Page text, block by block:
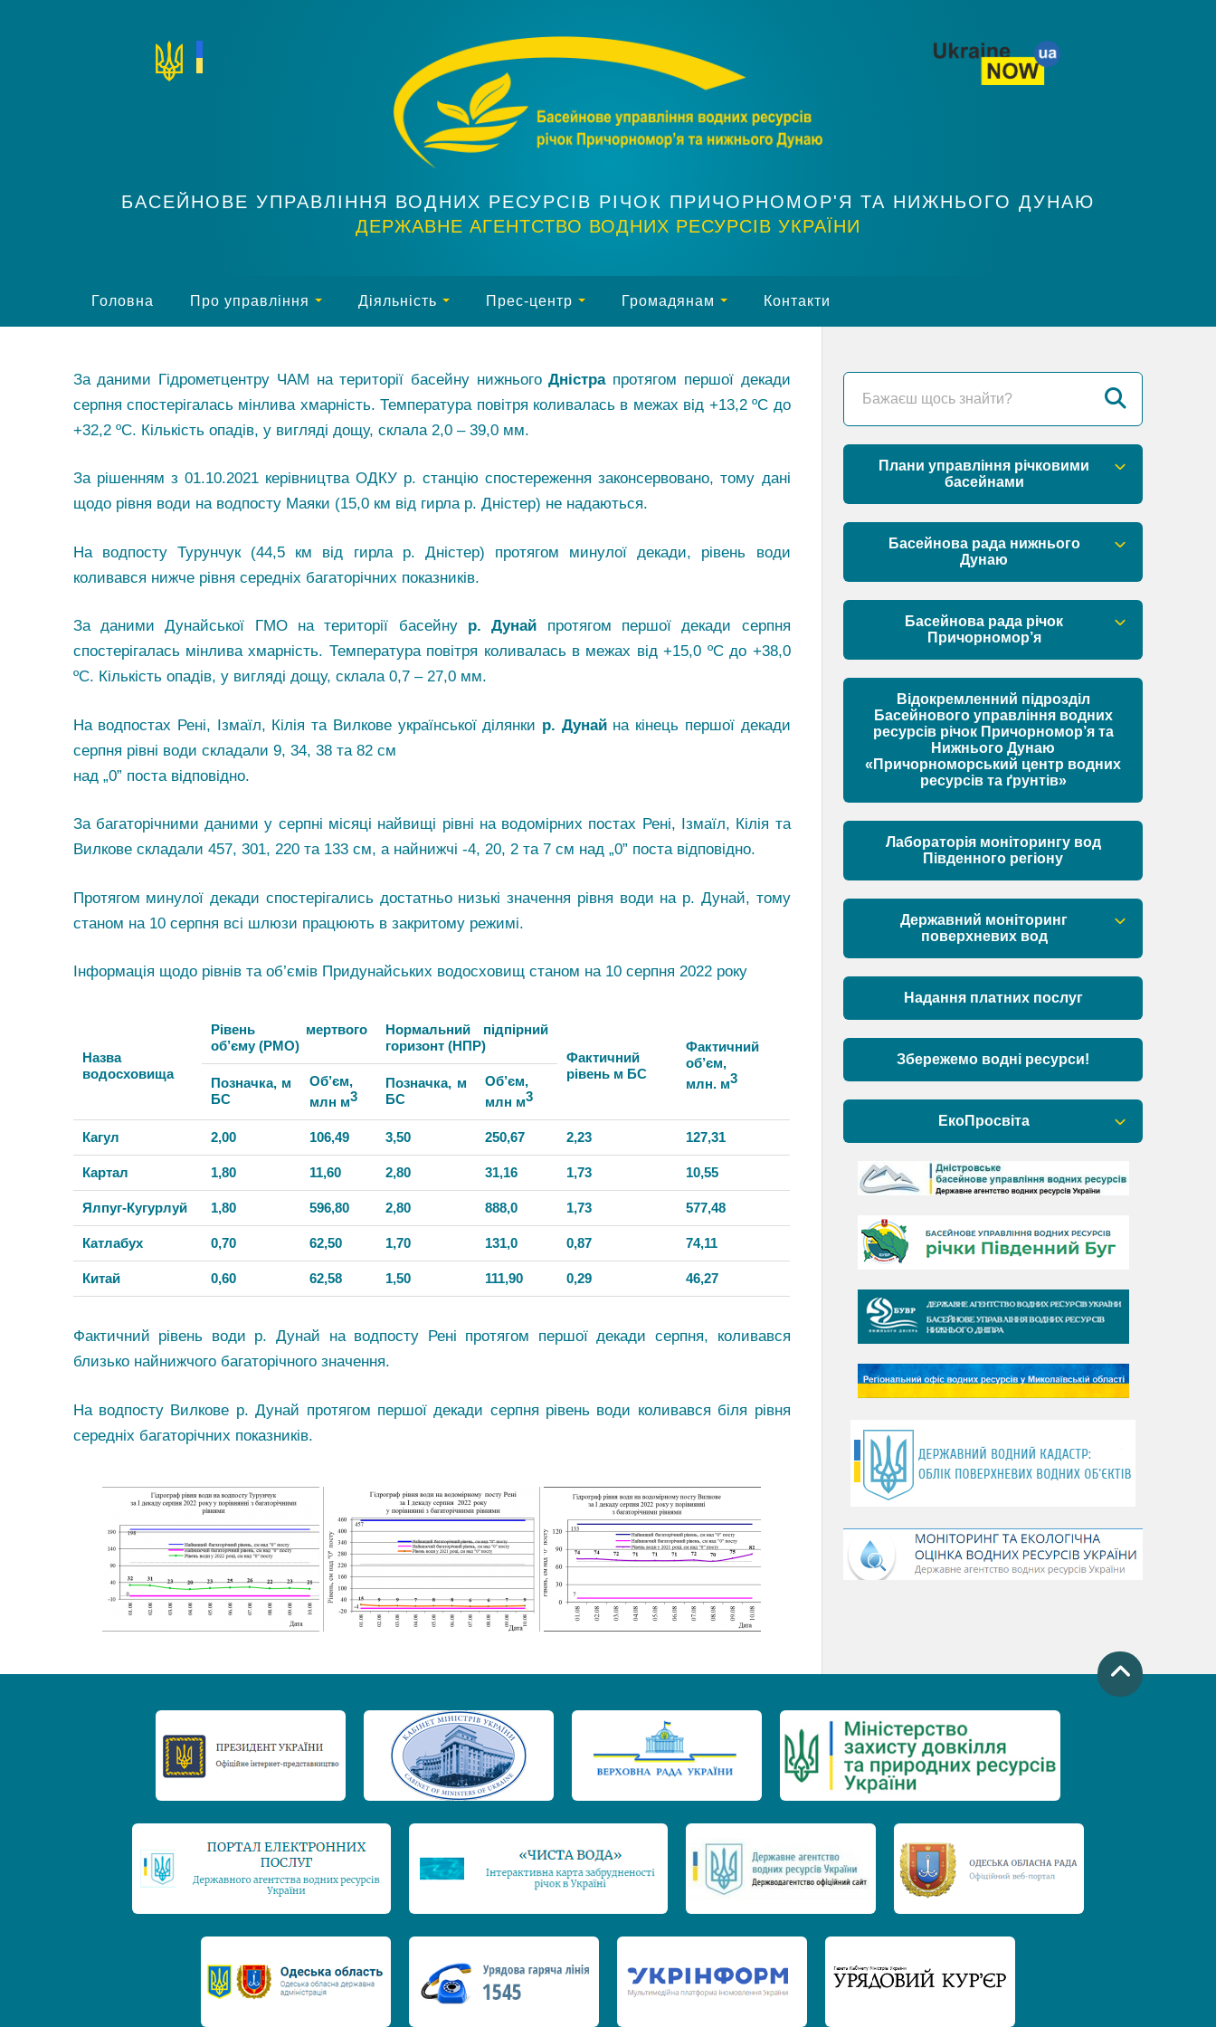
БАСЕЙНОВЕ УПРАВЛІННЯ ВОДНИХ РЕСУРСІВ РІЧОК ПРИЧОРНОМОР'Я ТА НИЖНЬОГО ДУНАЮ
ДЕРЖАВНЕ АГЕНТСТВО ВОДНИХ РЕСУРСІВ УКРАЇНИ
Головна Про управління Діяльність Прес-центр Громадянам Контакти
За даними Гідрометцентру ЧАМ на території басейну нижньогоДністрапротягом першої декади
серпня спостерігалась мінлива хмарність. Температура повітря коливалась в межах від +13,2 ºС до
+32,2 ºС. Кількість опадів, у вигляді дощу, склала 2,0 – 39,0 мм.
За рішенням з 01.10.2021 керівництва ОДКУ р. станцію спостереження законсервовано, тому дані
щодо рівня води на водпосту Маяки (15,0 км від гирла р. Дністер) не надаються.
На водпосту Турунчук (44,5 км від гирла р. Дністер) протягом минулої декади, рівень води
коливався нижче рівня середніх багаторічних показників.
За даними Дунайської ГМО на території басейну р. Дунай протягом першої декади серпня
спостерігалась мінлива хмарність. Температура повітря коливалась в межах від +15,0 ºС до +38,0
ºС. Кількість опадів, у вигляді дощу, склала 0,7 – 27,0 мм.
На водпостах Рені, Ізмаїл, Кілія та Вилкове української ділянки р. Дунай на кінець першої декади
серпня рівні води складали 9, 34, 38 та 82 см
над „0” поста відповідно.
За багаторічними даними у серпні місяці найвищі рівні на водомірних постах Рені, Ізмаїл, Кілія та
Вилкове складали 457, 301, 220 та 133 см, а найнижчі -4, 20, 2 та 7 см над „0” поста відповідно.
Протягом минулої декади спостерігались достатньо низькі значення рівня води на р. Дунай, тому
станом на 10 серпня всі шлюзи працюють в закритому режимі.
Інформація щодо рівнів та об’ємів Придунайських водосховищ станом на 10 серпня 2022 року
Назва
водосховища
Рівень мертвого
об’єму (РМО)
Нормальний підпірний
горизонт (НПР)
Фактичний
рівень м БС
Фактичний
об’єм,
млн. м3
Позначка, м
БС
Об’єм,
млн м3
Позначка, м
БС
Об’єм,
млн м3
Кагул 2,00 106,49 3,50 250,67 2,23 127,31
Картал 1,80 11,60 2,80 31,16 1,73 10,55
Ялпуг-Кугурлуй 1,80 596,80 2,80 888,0 1,73 577,48
Катлабух 0,70 62,50 1,70 131,0 0,87 74,11
Китай 0,60 62,58 1,50 111,90 0,29 46,27
Фактичний рівень води р. Дунай на водпосту Рені протягом першої декади серпня, коливався
близько найнижчого багаторічного значення.
На водпосту Вилкове р. Дунай протягом першої декади серпня рівень води коливався біля рівня
середніх багаторічних показників.
Плани управління річковими
басейнами
План управління річковим басейном
річок Причорномор’я
План управління річковим басейном
нижнього Дунаю
Басейнова рада нижнього
Дунаю
Правові засади роботи Басейнової
Установчі документи
Склад Басейнової ради нижнього
Дунаю
Матеріали
Басейнова рада річок
Причорномор’я
Правові засади роботи Басейнової
Установчі документи
Склад Басейнової ради річок
Матеріали
Відокремленний підрозділ
Басейнового управління водних
ресурсів річок Причорномор’я та
Нижнього Дунаю
«Причорноморський центр водних
ресурсів та ґрунтів»
Лабораторія моніторингу вод
Південного регіону
Державний моніторинг
поверхневих вод
Загальна інформація
Пункти моніторингу по басейну річок
Причорномор’я та суббасейну
нижнього Дунаю
Аналіз стану масивів поверхневих
вод басейну річок Причорномор’я та
суббасейну нижнього Дунаю
Надання платних послуг
Збережемо водні ресурси!
ЕкоПросвіта
Барви Дністра
День Дунаю
День Південного Бугу
День води
День чистих берегів
(місячник благоустрою)
День працівника водного
господарства України
День хіміка
Міжнародний день боротьби проти